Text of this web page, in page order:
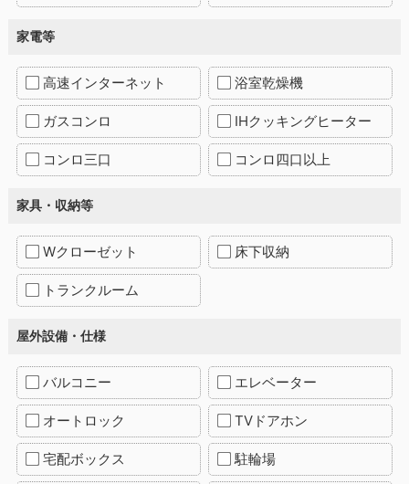
家電等
高速インターネット 浴室乾燥機
ガスコンロ IHクッキングヒーター
コンロ三口 コンロ四口以上
家具・収納等
Wクローゼット 床下収納
トランクルーム
屋外設備・仕様
バルコニー エレベーター
オートロック TVドアホン
宅配ボックス 駐輪場